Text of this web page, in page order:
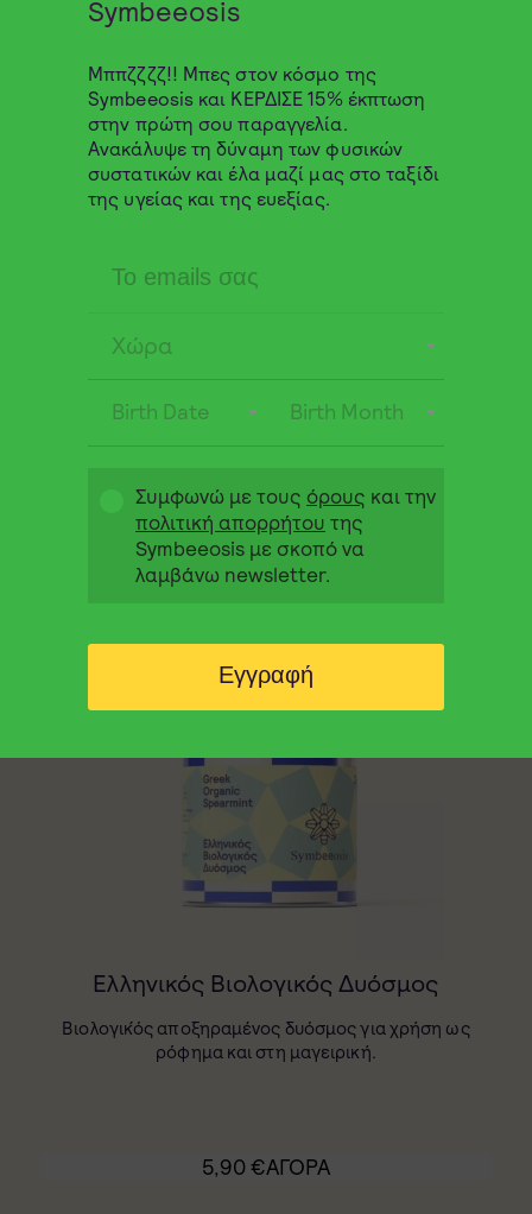
5,90
Ελληνικός Βιολογικός Βασιλικός
Βιολογικ́ός αποξηραμένος βασιλικός για χρήση ως
ρόφημα και στη μαγειρική.
ΕΞΑΝΤΛΗΜΕΝΟ
5,90€VIEW MORE
Ελληνικός Βιολογικός Δυόσμος
Βιολογικ́ός αποξηραμένος δυόσμος για χρήση ως
ρόφημα και στη μαγειρική.
5,90€ΑΓΟΡΑ
Symbeeosis
Μππζζζζ!! Μπες στον κόσμο της
Symbeeosis και ΚΕΡΔΙΣΕ 15% έκπτωση
στην πρώτη σου παραγγελία.
Ανακάλυψε τη δύναμη των φυσικών
συστατικών και έλα μαζί μας στο ταξίδι
της υγείας και της ευεξίας.
Χώρα
Birth Date Birth Month
Συμφωνώ με τους όρους και την
πολιτική απορρήτου της
Symbeeosis με σκοπό να
λαμβάνω newsletter.
Εγγραφή